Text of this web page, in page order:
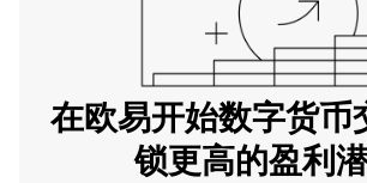
在欧易开始数字货币
锁更高的盈利